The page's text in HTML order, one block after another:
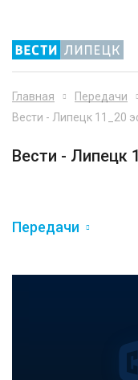
Главная Передачи
Вести - Липецк 11_20
Вести - Липецк
Передачи